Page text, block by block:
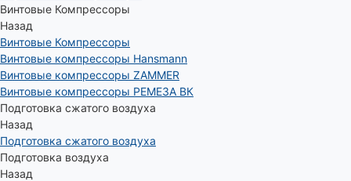
Винтовые Компрессоры
Назад
Винтовые Компрессоры
Винтовые компрессоры Hansmann
Винтовые компрессоры ZAMMER
Винтовые компрессоры РЕМЕЗА ВК
Подготовка сжатого воздуха
Назад
Подготовка сжатого воздуха
Подготовка воздуха
Назад